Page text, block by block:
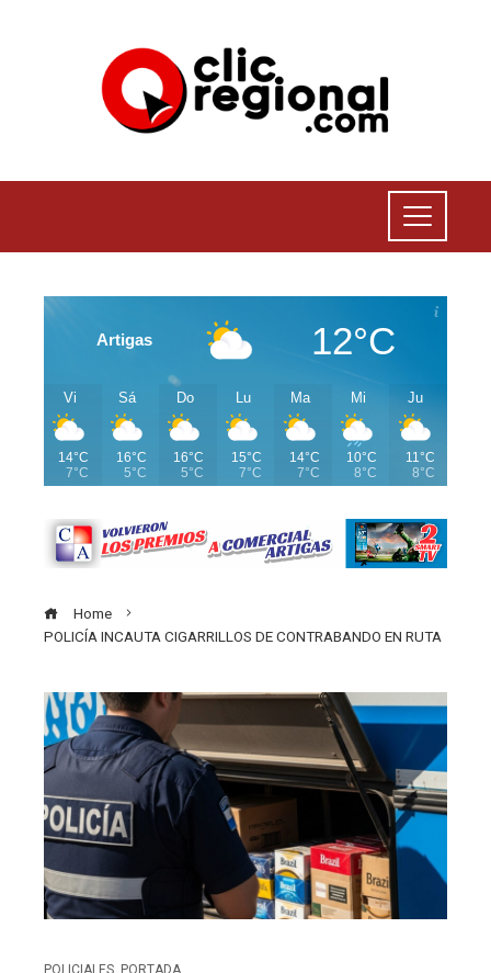
Artigas 12°C
Vi
14°C
7°C
Sá
16°C
5°C
Do
16°C
5°C
Lu
15°C
7°C
Ma
14°C
7°C
Mi
10°C
8°C
Ju
11°C
8°C
Home
POLICÍA INCAUTA CIGARRILLOS DE CONTRABANDO EN RUTA
POLICIALES, PORTADA